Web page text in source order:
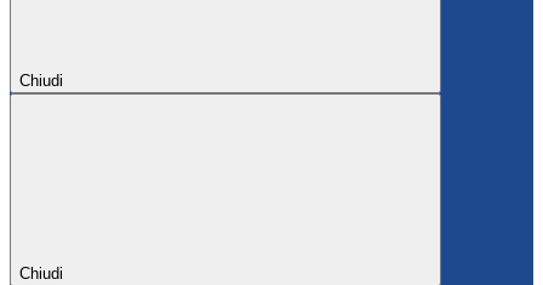
Chiudi
Chiudi